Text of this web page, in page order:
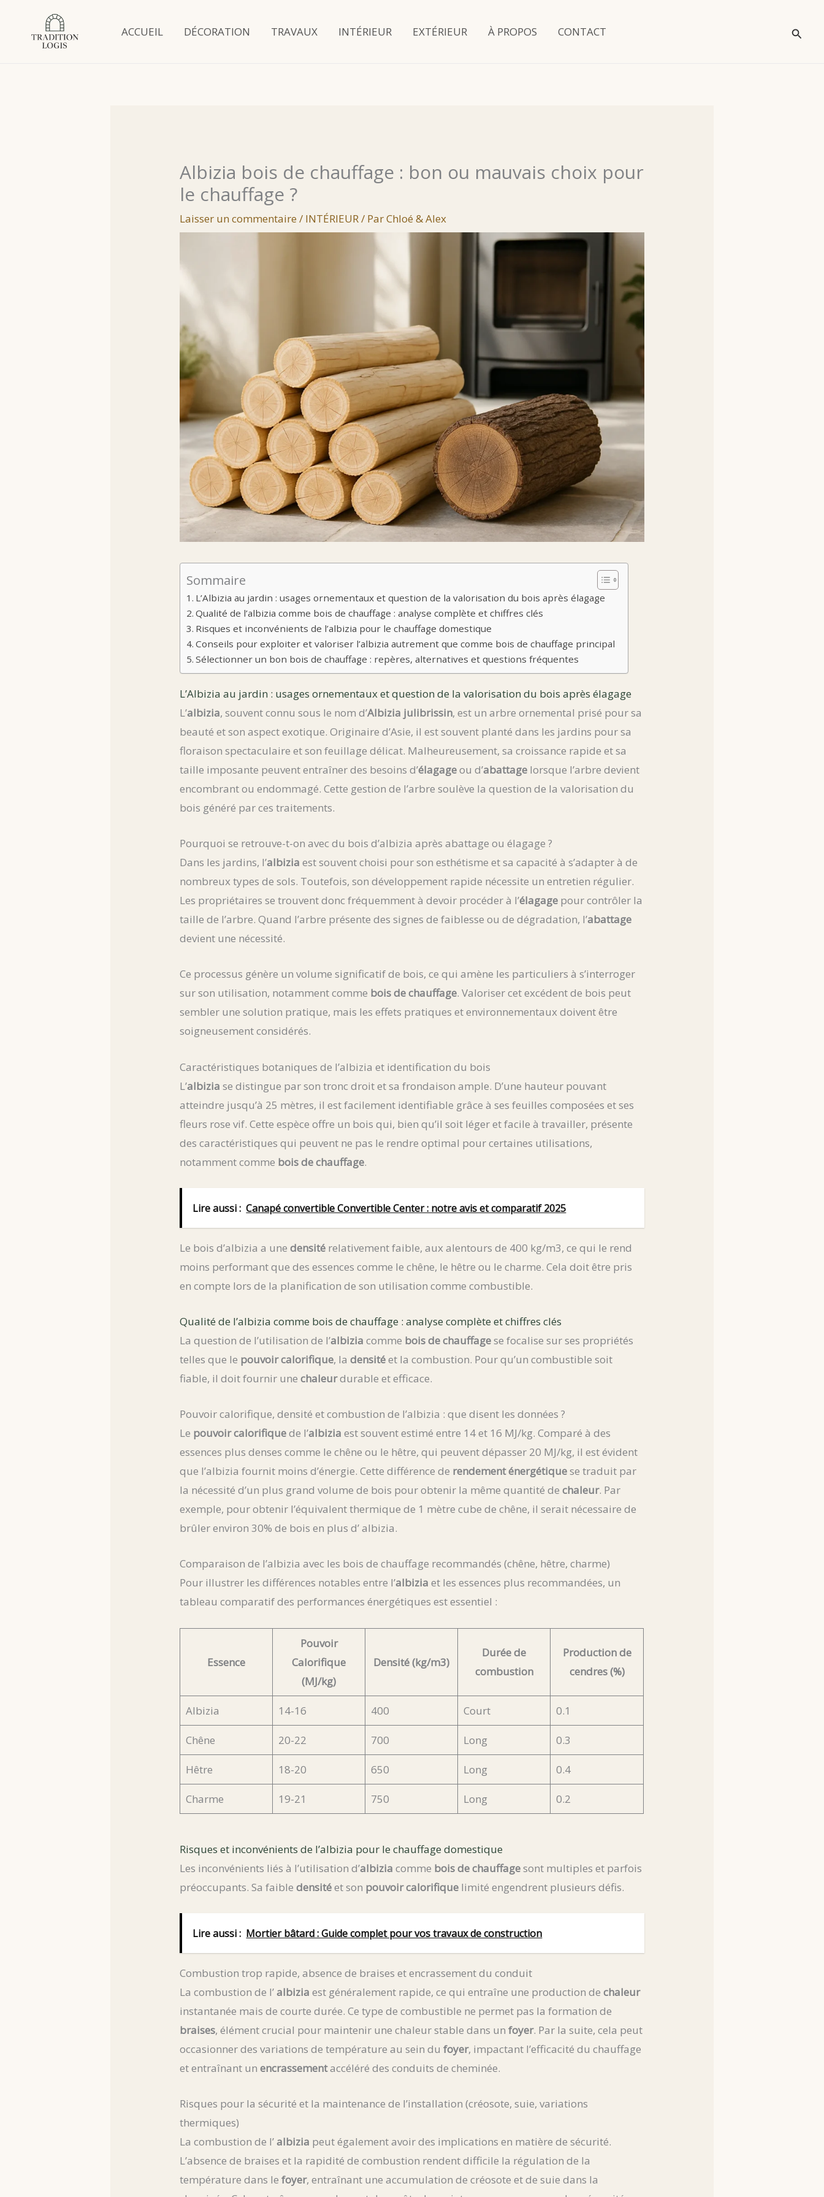
ACCUEIL DÉCORATION TRAVAUX INTÉRIEUR EXTÉRIEUR À PROPOS CONTACT
Albizia bois de chauffage : bon ou mauvais choix pour
le chauffage ?
Laisser un commentaire / INTÉRIEUR/ ParChloé & Alex
Sommaire
L’Albizia au jardin : usages ornementaux et question de la valorisation du bois après élagage
Qualité de l’albizia comme bois de chauffage : analyse complète et chiffres clés
Risques et inconvénients de l’albizia pour le chauffage domestique
Conseils pour exploiter et valoriser l’albizia autrement que comme bois de chauffage principal
Sélectionner un bon bois de chauffage : repères, alternatives et questions fréquentes
L’Albizia au jardin : usages ornementaux et question de la valorisation du bois après élagage
L’albizia, souvent connu sous le nom d’Albizia julibrissin, est un arbre ornemental prisé pour sa
beauté et son aspect exotique. Originaire d’Asie, il est souvent planté dans les jardins pour sa
floraison spectaculaire et son feuillage délicat. Malheureusement, sa croissance rapide et sa
taille imposante peuvent entraîner des besoins d’élagageou d’abattage lorsque l’arbre devient
encombrant ou endommagé. Cette gestion de l’arbre soulève la question de la valorisation du
bois généré par ces traitements.
Pourquoi se retrouve-t-on avec du bois d’albizia après abattage ou élagage ?
Dans les jardins, l’albizia est souvent choisi pour son esthétisme et sa capacité à s’adapter à de
nombreux types de sols. Toutefois, son développement rapide nécessite un entretien régulier.
Les propriétaires se trouvent donc fréquemment à devoir procéder à l’élagage pour contrôler la
taille de l’arbre. Quand l’arbre présente des signes de faiblesse ou de dégradation, l’abattage
devient une nécessité.
Ce processus génère un volume significatif de bois, ce qui amène les particuliers à s’interroger
sur son utilisation, notamment comme bois de chauffage. Valoriser cet excédent de bois peut
sembler une solution pratique, mais les effets pratiques et environnementaux doivent être
soigneusement considérés.
Caractéristiques botaniques de l’albizia et identification du bois
L’albizia se distingue par son tronc droit et sa frondaison ample. D’une hauteur pouvant
atteindre jusqu’à 25 mètres, il est facilement identifiable grâce à ses feuilles composées et ses
fleurs rose vif. Cette espèce offre un bois qui, bien qu’il soit léger et facile à travailler, présente
des caractéristiques qui peuvent ne pas le rendre optimal pour certaines utilisations,
notamment comme bois de chauffage.
Lire aussi : Canapé convertible Convertible Center : notre avis et comparatif 2025
Le bois d’albizia a unedensité relativement faible, aux alentours de 400 kg/m3, ce qui le rend
moins performant que des essences comme le chêne, le hêtre ou le charme. Cela doit être pris
en compte lors de la planification de son utilisation comme combustible.
Qualité de l’albizia comme bois de chauffage : analyse complète et chiffres clés
La question de l’utilisation de l’albizia comme bois de chauffagese focalise sur ses propriétés
telles que le pouvoir calorifique, ladensitéet la combustion. Pour qu’un combustible soit
fiable, il doit fournir unechaleurdurable et efficace.
Pouvoir calorifique, densité et combustion de l’albizia : que disent les données ?
Le pouvoir calorifiquede l’albizia est souvent estimé entre 14 et 16 MJ/kg. Comparé à des
essences plus denses comme le chêne ou le hêtre, qui peuvent dépasser 20 MJ/kg, il est évident
que l’albizia fournit moins d’énergie. Cette différence de rendement énergétiquese traduit par
la nécessité d’un plus grand volume de bois pour obtenir la même quantité dechaleur. Par
exemple, pour obtenir l’équivalent thermique de 1 mètre cube de chêne, il serait nécessaire de
brûler environ 30% de bois en plus d’ albizia.
Comparaison de l’albizia avec les bois de chauffage recommandés (chêne, hêtre, charme)
Pour illustrer les différences notables entre l’albizia et les essences plus recommandées, un
tableau comparatif des performances énergétiques est essentiel :
Essence
Pouvoir
Calorifique
(MJ/kg)
Densité (kg/m3)
Durée de
combustion
Production de
cendres (%)
Albizia 14-16 400 Court 0.1
Chêne 20-22 700 Long 0.3
Hêtre 18-20 650 Long 0.4
Charme 19-21 750 Long 0.2
Risques et inconvénients de l’albizia pour le chauffage domestique
Les inconvénients liés à l’utilisation d’albizia comme bois de chauffagesont multiples et parfois
préoccupants. Sa faibledensitéet son pouvoir calorifique limité engendrent plusieurs défis.
Lire aussi : Mortier bâtard : Guide complet pour vos travaux de construction
Combustion trop rapide, absence de braises et encrassement du conduit
La combustion de l’albizia est généralement rapide, ce qui entraîne une production dechaleur
instantanée mais de courte durée. Ce type de combustible ne permet pas la formation de
braises, élément crucial pour maintenir une chaleur stable dans unfoyer. Par la suite, cela peut
occasionner des variations de température au sein dufoyer, impactant l’efficacité du chauffage
et entraînant unencrassementaccéléré des conduits de cheminée.
Risques pour la sécurité et la maintenance de l’installation (créosote, suie, variations
thermiques)
La combustion de l’albizia peut également avoir des implications en matière de sécurité.
L’absence de braises et la rapidité de combustion rendent difficile la régulation de la
température dans lefoyer, entraînant une accumulation de créosote et de suie dans la